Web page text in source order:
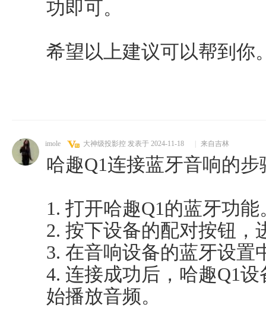
功即可。
希望以上建议可以帮到你
imole 大神级投影控 发表于 2024-11-18 来自吉林
哈趣Q1连接蓝牙音响的步
1. 打开哈趣Q1的蓝牙功能
2. 按下设备的配对按钮，
3. 在音响设备的蓝牙设置
4. 连接成功后，哈趣Q1
始播放音频。